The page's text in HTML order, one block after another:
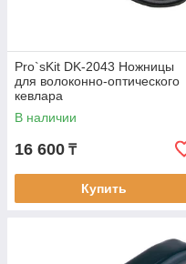
Pro`sKit DK-2043 Ножницы
для волоконно-оптического
кевлара
В наличии
16 600 ₸
Купить